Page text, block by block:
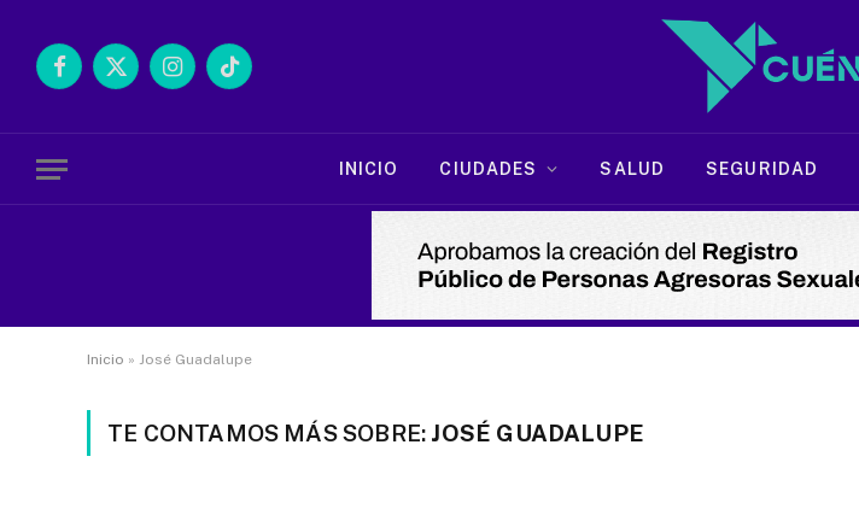
Facebook
X
InstagramTikTok
INICIO CIUDADES SALUD SEGURIDAD
Inicio » José Guadalupe
TE CONTAMOS MÁS SOBRE: JOSÉ GUADALUPE